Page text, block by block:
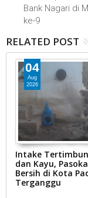
Bank Nagari di
ke-9
RELATED POST
04
Aug
2026
Intake
dan Kayu,
Bersih di Kota
Terganggu